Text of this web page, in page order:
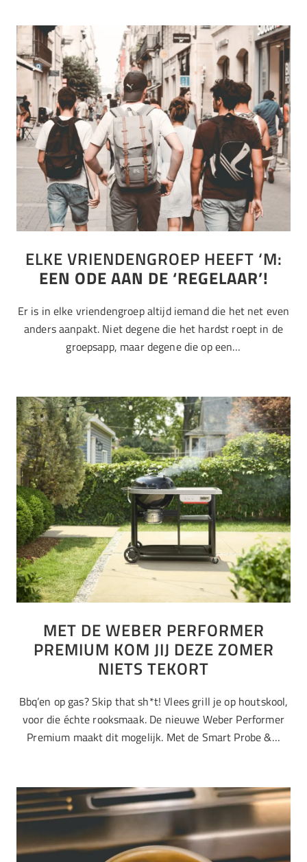
ELKE VRIENDENGROEP HEEFT ‘M:
EEN ODE AAN DE ‘REGELAAR’!
Er is in elke vriendengroep altijd iemand die het net even
anders aanpakt. Niet degene die het hardst roept in de
groepsapp, maar degene die op een…
MET DE WEBER PERFORMER
PREMIUM KOM JIJ DEZE ZOMER
NIETS TEKORT
Bbq’en op gas? Skip that sh*t! Vlees grill je op houtskool,
voor die échte rooksmaak. De nieuwe Weber Performer
Premium maakt dit mogelijk. Met de Smart Probe &…